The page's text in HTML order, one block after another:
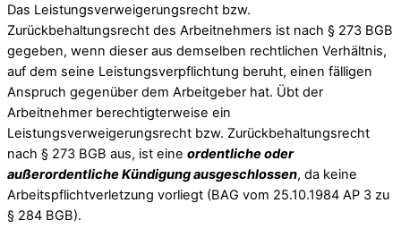
Das Leistungsverweigerungsrecht bzw.
Zurückbehaltungsrecht des Arbeitnehmers ist nach § 273 BGB
gegeben, wenn dieser aus demselben rechtlichen Verhältnis,
auf dem seine Leistungsverpflichtung beruht, einen fälligen
Anspruch gegenüber dem Arbeitgeber hat. Übt der
Arbeitnehmer berechtigterweise ein
Leistungsverweigerungsrecht bzw. Zurückbehaltungsrecht
nach § 273 BGB aus, ist eine ordentliche oder
außerordentliche Kündigung ausgeschlossen, da keine
Arbeitspflichtverletzung vorliegt (BAG vom 25.10.1984 AP 3 zu
§ 284 BGB).